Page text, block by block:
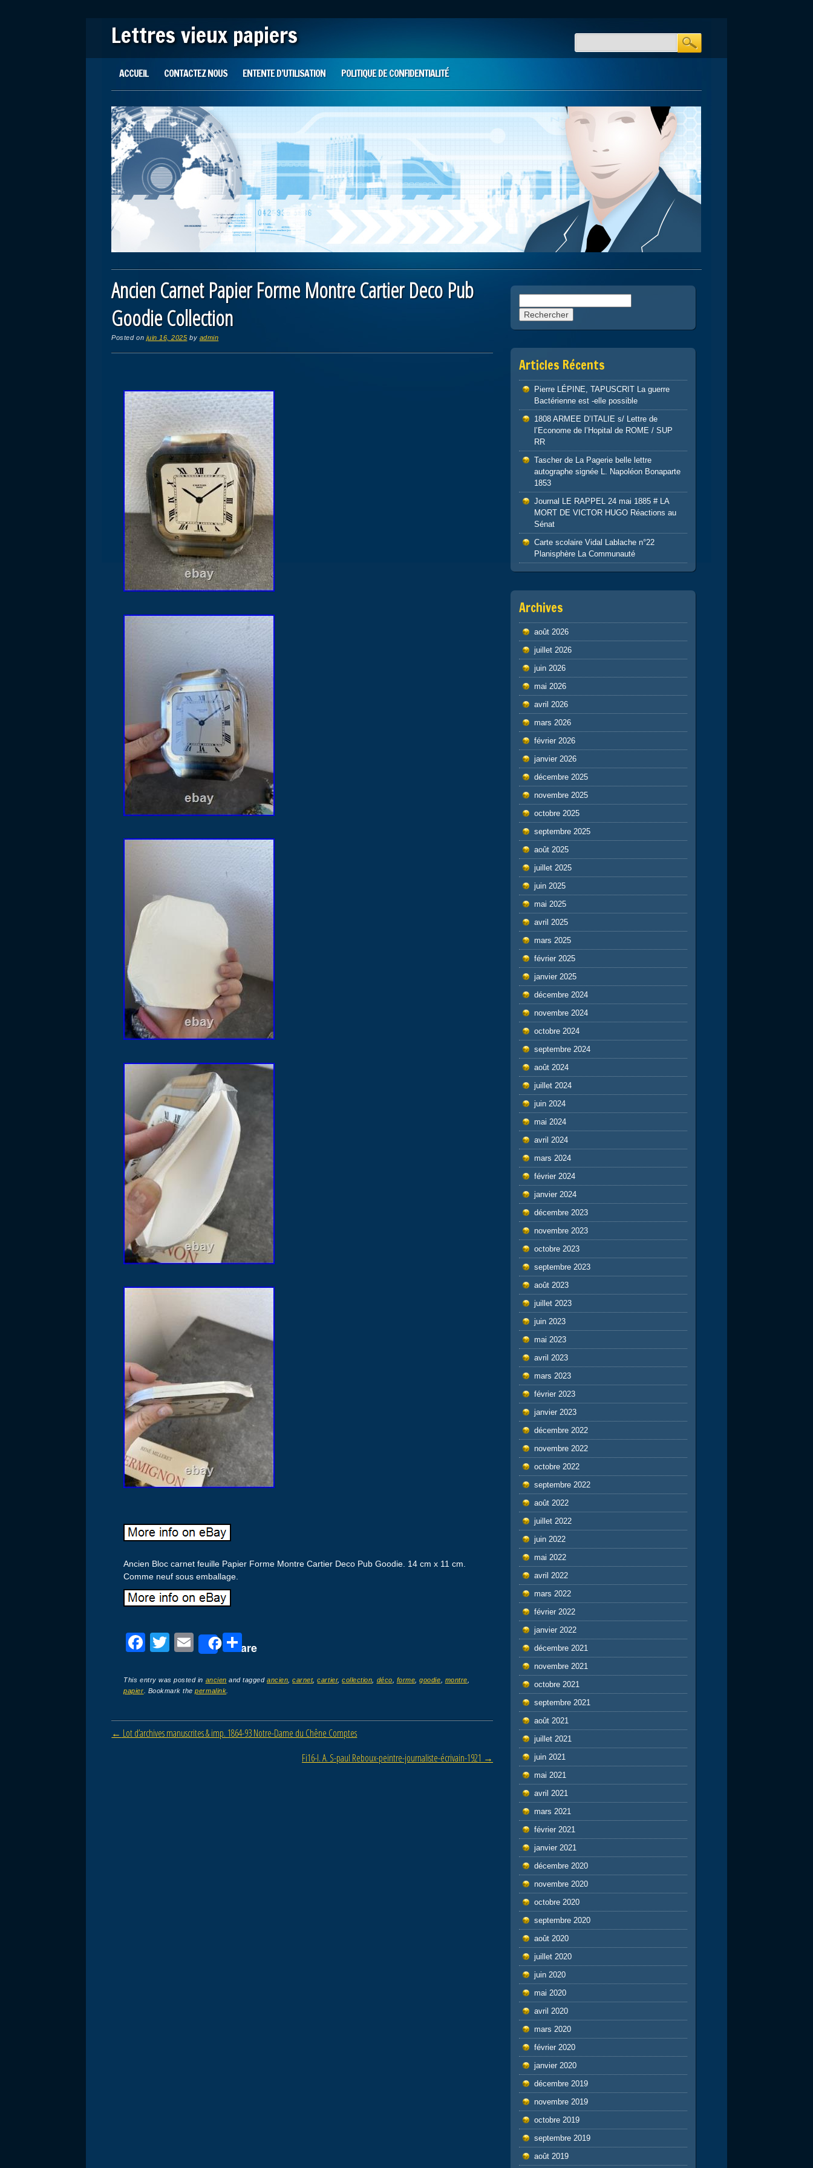
Lettres vieux papiers
Main menu
ACCUEIL CONTACTEZ NOUS ENTENTE D’UTILISATION POLITIQUE DE CONFIDENTIALITÉ
Ancien Carnet Papier Forme Montre Cartier Deco Pub
Goodie Collection
Posted on juin 16, 2025 by admin
Ancien Bloc carnet feuille Papier Forme Montre Cartier Deco Pub Goodie. 14 cm x 11 cm.
Comme neuf sous emballage.
F
c
e
b
o
T
tt
er
E
ail
Share
P
ta
er
This entry was posted in ancien and tagged ancien ,carnet,cartier,collection déco forme ,goodie montre
papier . Bookmark thepermalink
Post navigation
← Lot d’archives manuscrites & imp. 1864-93 Notre-Dame du Chêne Comptes
Fi16-l. A. S-paul Reboux-peintre-journaliste-écrivain-1921 →
Articles Récents
Pierre LÉPINE, TAPUSCRIT La guerre
Bactérienne est -elle possible
1808 ARMEE D’ITALIE s/ Lettre de
l’Econome de l’Hopital de ROME / SUP
RR
Tascher de La Pagerie belle lettre
autographe signée L. Napoléon Bonaparte
1853
Journal LE RAPPEL 24 mai 1885 # LA
MORT DE VICTOR HUGO Réactions au
Sénat
Carte scolaire Vidal Lablache n°22
Planisphère La Communauté
Archives
août 2026
juillet 2026
juin 2026
mai 2026
avril 2026
mars 2026
février 2026
janvier 2026
décembre 2025
novembre 2025
octobre 2025
septembre 2025
août 2025
juillet 2025
juin 2025
mai 2025
avril 2025
mars 2025
février 2025
janvier 2025
décembre 2024
novembre 2024
octobre 2024
septembre 2024
août 2024
juillet 2024
juin 2024
mai 2024
avril 2024
mars 2024
février 2024
janvier 2024
décembre 2023
novembre 2023
octobre 2023
septembre 2023
août 2023
juillet 2023
juin 2023
mai 2023
avril 2023
mars 2023
février 2023
janvier 2023
décembre 2022
novembre 2022
octobre 2022
septembre 2022
août 2022
juillet 2022
juin 2022
mai 2022
avril 2022
mars 2022
février 2022
janvier 2022
décembre 2021
novembre 2021
octobre 2021
septembre 2021
août 2021
juillet 2021
juin 2021
mai 2021
avril 2021
mars 2021
février 2021
janvier 2021
décembre 2020
novembre 2020
octobre 2020
septembre 2020
août 2020
juillet 2020
juin 2020
mai 2020
avril 2020
mars 2020
février 2020
janvier 2020
décembre 2019
novembre 2019
octobre 2019
septembre 2019
août 2019